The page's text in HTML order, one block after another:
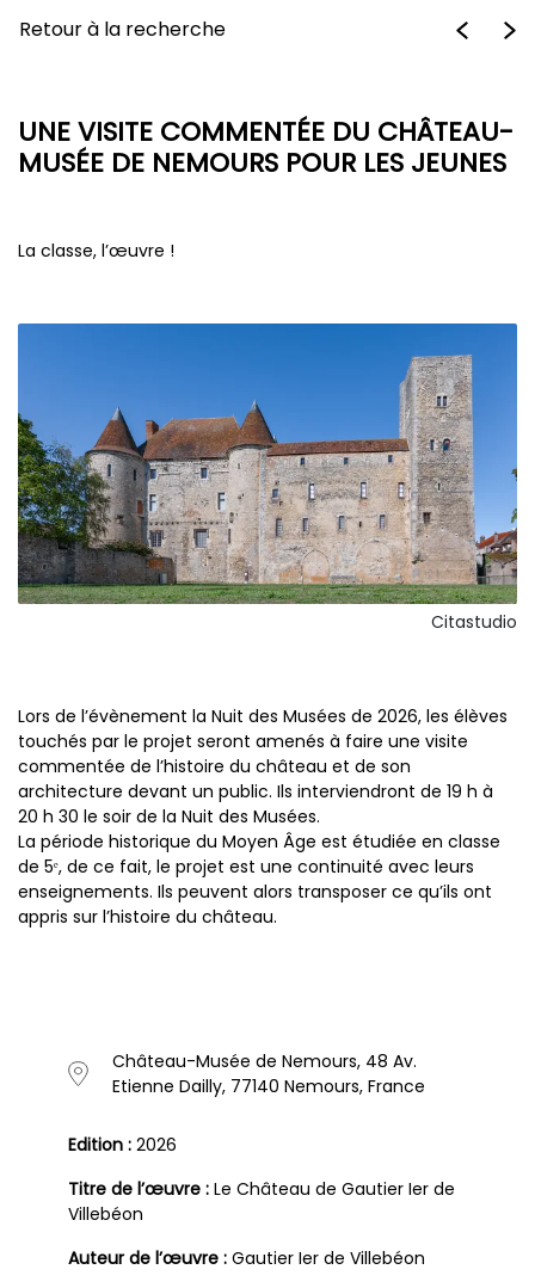
Retour à la recherche
UNE VISITE COMMENTÉE DU CHÂTEAU-
MUSÉE DE NEMOURS POUR LES JEUNES
La classe, l’œuvre !
Citastudio
Lors de l’évènement la Nuit des Musées de 2026, les élèves
touchés par le projet seront amenés à faire une visite
commentée de l’histoire du château et de son
architecture devant un public. Ils interviendront de 19 h à
20 h 30 le soir de la Nuit des Musées.
La période historique du Moyen Âge est étudiée en classe
de 5ᵉ, de ce fait, le projet est une continuité avec leurs
enseignements. Ils peuvent alors transposer ce qu’ils ont
appris sur l’histoire du château.
Château-Musée de Nemours, 48 Av.
Etienne Dailly, 77140 Nemours, France
Edition : 2026
Titre de l’œuvre : Le Château de Gautier Ier de
Villebéon
Auteur de l’œuvre : Gautier Ier de Villebéon